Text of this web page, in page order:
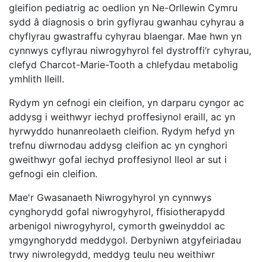
gleifion pediatrig ac oedlion yn Ne-Orllewin Cymru
sydd â diagnosis o brin gyflyrau gwanhau cyhyrau a
chyflyrau gwastraffu cyhyrau blaengar. Mae hwn yn
cynnwys cyflyrau niwrogyhyrol fel dystroffi’r cyhyrau,
clefyd Charcot-Marie-Tooth a chlefydau metabolig
ymhlith lleill.
Rydym yn cefnogi ein cleifion, yn darparu cyngor ac
addysg i weithwyr iechyd proffesiynol eraill, ac yn
hyrwyddo hunanreolaeth cleifion. Rydym hefyd yn
trefnu diwrnodau addysg cleifion ac yn cynghori
gweithwyr gofal iechyd proffesiynol lleol ar sut i
gefnogi ein cleifion.
Mae'r Gwasanaeth Niwrogyhyrol yn cynnwys
cynghorydd gofal niwrogyhyrol, ffisiotherapydd
arbenigol niwrogyhyrol, cymorth gweinyddol ac
ymgynghorydd meddygol. Derbyniwn atgyfeiriadau
trwy niwrolegydd, meddyg teulu neu weithiwr